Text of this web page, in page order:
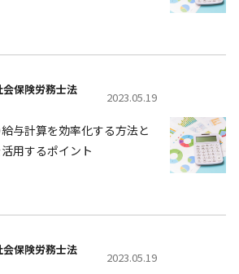
会保険労務士法
2023.05.19
与計算を効率化する方法と
用するポイント
会保険労務士法
2023.05.19